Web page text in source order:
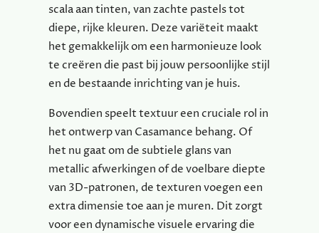
scala aan tinten, van zachte pastels tot
diepe, rijke kleuren. Deze variëteit maakt
het gemakkelijk om een harmonieuze look
te creëren die past bij jouw persoonlijke stijl
en de bestaande inrichting van je huis.
Bovendien speelt textuur een cruciale rol in
het ontwerp van Casamance behang. Of
het nu gaat om de subtiele glans van
metallic afwerkingen of de voelbare diepte
van 3D-patronen, de texturen voegen een
extra dimensie toe aan je muren. Dit zorgt
voor een dynamische visuele ervaring die